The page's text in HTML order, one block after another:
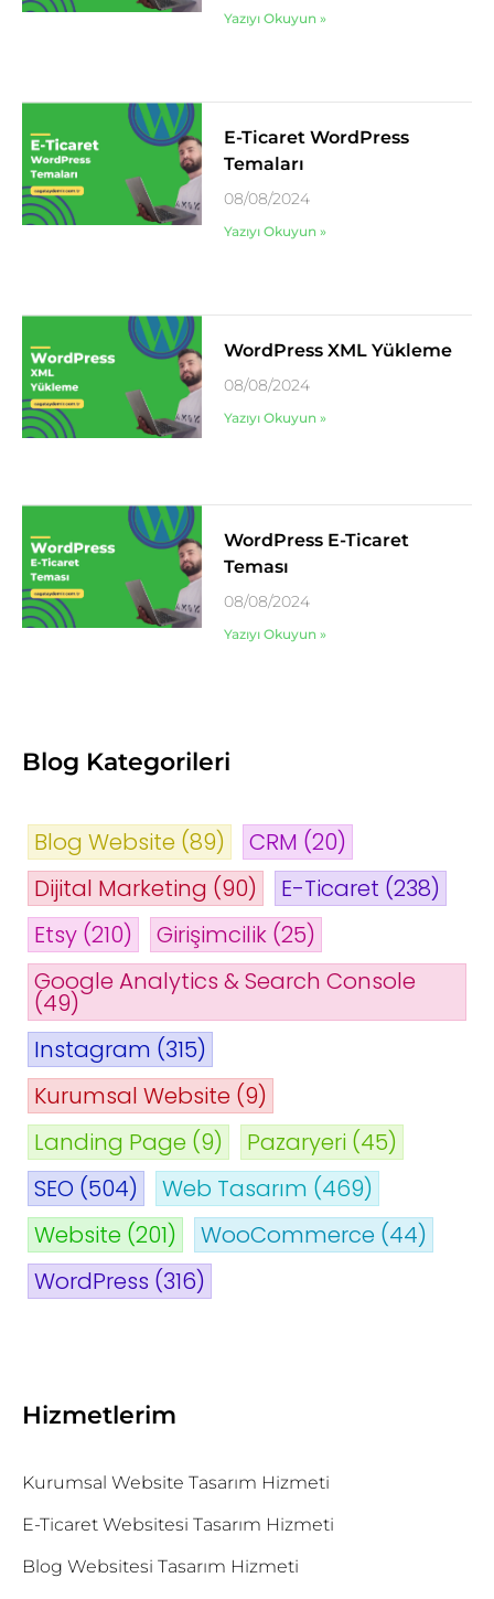
Yazıyı Okuyun »
E-Ticaret WordPress
Temaları
08/08/2024
Yazıyı Okuyun »
WordPress XML Yükleme
08/08/2024
Yazıyı Okuyun »
WordPress E-Ticaret
Teması
08/08/2024
Yazıyı Okuyun »
Blog Kategorileri
Blog Website (89) CRM (20)
Dijital Marketing (90) E-Ticaret (238)
Etsy (210) Girişimcilik (25)
Google Analytics & Search Console
(49)
Instagram (315)
Kurumsal Website (9)
Landing Page (9) Pazaryeri (45)
SEO (504) Web Tasarım (469)
Website (201) WooCommerce (44)
WordPress (316)
Hizmetlerim
Kurumsal Website Tasarım Hizmeti
E-Ticaret Websitesi Tasarım Hizmeti
Blog Websitesi Tasarım Hizmeti